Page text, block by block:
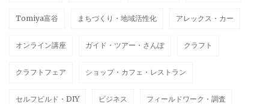
Tomiya富谷 まちづくり・地域活性化 アレックス・カー
オンライン講座 ガイド・ツアー・さんぽ クラフト
クラフトフェア ショップ・カフェ・レストラン
セルフビルド・DIY ビジネス フィールドワーク・調査